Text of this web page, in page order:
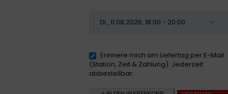
Erinnere mich am Liefertag per E-Mail
(Station, Zeit & Zahlung). Jederzeit
abbestellbar.